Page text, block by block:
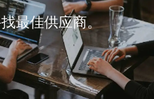
最佳供应商。